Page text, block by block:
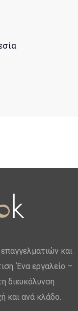
και
Ένα εργαλείο –
διευκόλυνση
και ανά κλάδο.